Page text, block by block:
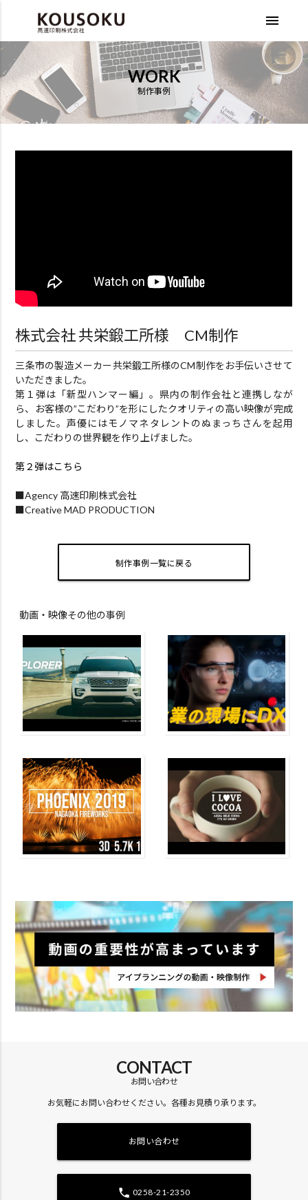
menu
WORK
制作事例
株式会社 共栄鍛工所様 CM制作
三条市の製造メーカー共栄鍛工所様のCM制作をお手伝いさせて
いただきました。
第１弾は「新型ハンマー編」。県内の制作会社と連携しなが
ら、お客様の”こだわり”を形にしたクオリティの高い映像が完成
しました。声優にはモノマネタレントのぬまっちさんを起用
し、こだわりの世界観を作り上げました。
第２弾はこちら
■Agency 高速印刷株式会社
■Creative MAD PRODUCTION
制作事例一覧に戻る
動画・映像その他の事例
CONTACT
お問い合わせ
お気軽にお問い合わせください。各種お見積り承ります。
お問い合わせ
phone 0258-21-2350